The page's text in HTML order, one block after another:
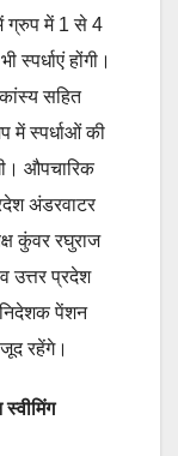
ग्रुप में 1 से 4
स्पर्धाएं होंगी।
सहित
में स्पर्धाओं की
औपचारिक
अंडरवाटर
कुंवर रघुराज
उत्तर प्रदेश
पेंशन
रहेंगे।